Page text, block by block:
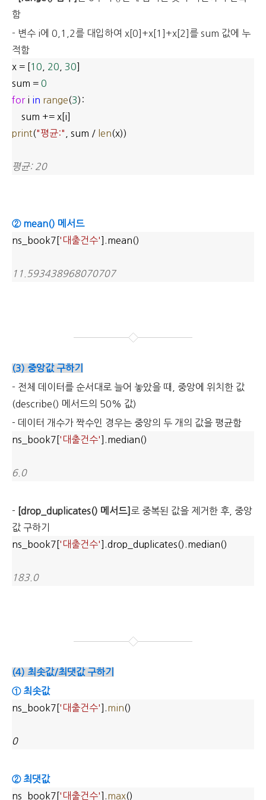
함
- 변수 i에 0,1,2를 대입하여 x[0]+x[1]+x[2]를 sum 값에 누
적함
x = [
10 20 30
sum = 0
fori in range(3):
sum += x[i]
print("평균:" , sum / len(x))
평균: 20
② mean() 메서드
ns_book7[ '대출건수' ].mean()
11.593438968070707
(3) 중앙값 구하기
- 전체 데이터를 순서대로 늘어 놓았을 때, 중앙에 위치한 값
(describe() 메서드의 50% 값)
- 데이터 개수가 짝수인 경우는 중앙의 두 개의 값을 평균함
ns_book7[ '대출건수' ].median()
6.0
- drop_duplicates() 메서드] 로 중복된 값을 제거한 후, 중앙
값 구하기
ns_book7[ '대출건수' ].drop_duplicates().median()
183.0
(4) 최솟값/최댓값 구하기
① 최솟값
ns_book7[ '대출건수' min()
0
② 최댓값
ns_book7[ '대출건수' max()